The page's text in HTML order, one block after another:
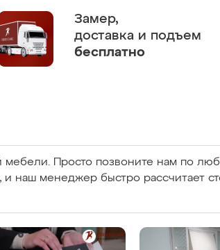
Замер,
доставка и подъем
бесплатно
мебели. Просто позвоните нам по
, и наш менеджер быстро рассчитает